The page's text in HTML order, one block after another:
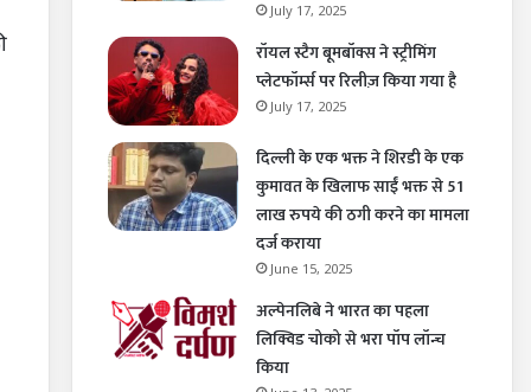
July 17, 2025
रॉयल स्टैग बूमबॉक्स ने स्ट्रीमिंग
प्लेटफॉर्म्स पर रिलीज़ किया गया है
July 17, 2025
दिल्ली के एक भक्त ने शिरडी के एक
कुमावत के खिलाफ साईं भक्त से 51
लाख रुपये की ठगी करने का मामला
दर्ज कराया
June 15, 2025
अल्पेनलिबे ने भारत का पहला
लिक्विड चोको से भरा पॉप लॉन्च
किया